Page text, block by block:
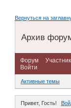
Вернуться на
Архив
Форум
Войти
Активные темы
Привет, Гость!